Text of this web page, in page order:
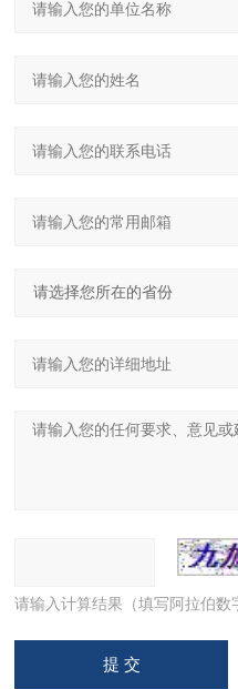
请输入计算结果（填写阿拉伯数